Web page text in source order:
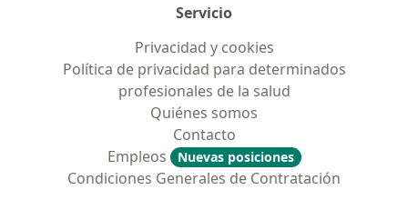
Servicio
Privacidad y cookies
Política de privacidad para determinados
profesionales de la salud
Quiénes somos
Contacto
Empleos
Nuevas posiciones
Condiciones Generales de Contratación